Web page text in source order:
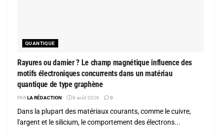
QUANTIQUE
Rayures ou damier ? Le champ magnétique influence des
motifs électroniques concurrents dans un matériau
quantique de type graphène
PARLA RÉDACTION 8 août 2026 0
Dans la plupart des matériaux courants, comme le cuivre,
l'argent et le silicium, le comportement des électrons...